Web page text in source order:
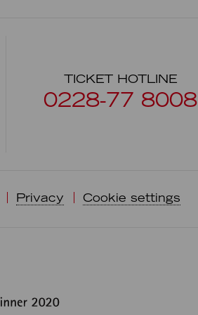
TICKET HOTLINE
0228-77 8008
Privacy Cookie settings